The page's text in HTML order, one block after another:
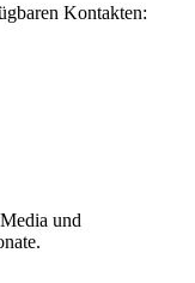
Kontakten:
und